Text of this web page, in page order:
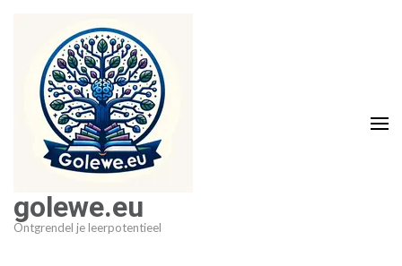
inhoud
golewe.eu
Ontgrendel je leerpotentieel